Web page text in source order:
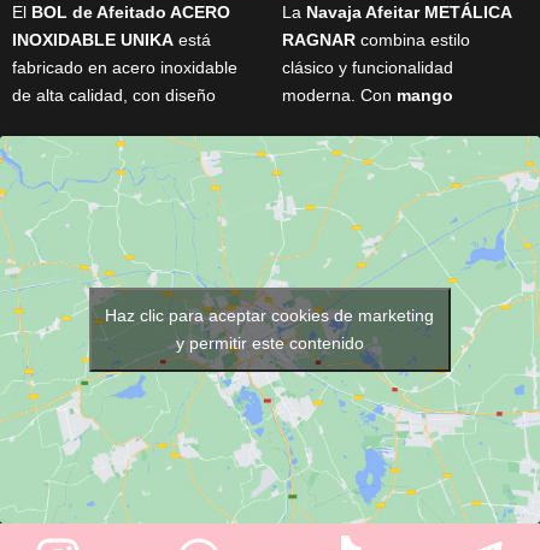
El BOL de Afeitado ACERO
INOXIDABLE UNIKA está
fabricado en acero inoxidable
de alta calidad, con diseño
para generar una espuma rica
y cremosa. Elegante, resistente
y práctico, es perfecto para
mejorar tu experiencia de
afeitado diario.
La Navaja Afeitar METÁLICA
RAGNAR combina estilo
clásico y funcionalidad
moderna. Con mango
mariposa
hoja
reemplazable
, ofrece control,
precisión y limpieza rápida.
Ideal para perfilar, rasurar y
lograr acabados profesionales
en barba y contornos.
Haz clic para aceptar cookies de marketing
y permitir este contenido